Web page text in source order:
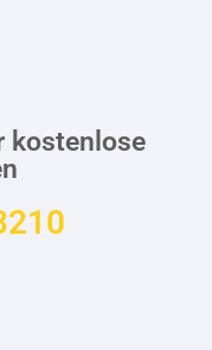
kostenlose